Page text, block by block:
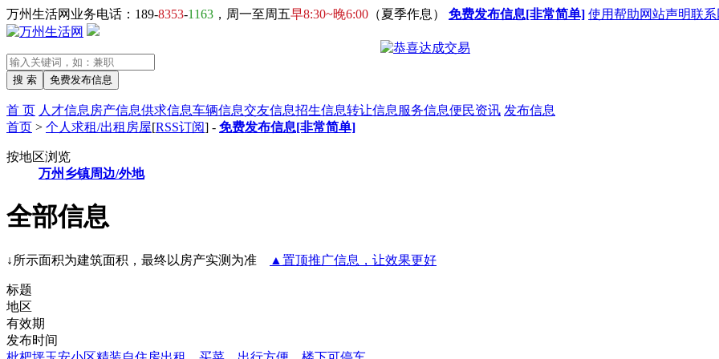
万州生活网业务电话：189-8353-1163 ，周一至周五早8:30~晚6:00 （夏季作息） 免费发布信息[非常简单] 使用帮助网站声明联
首 页 人才信息 房产信息供求信息车辆信息交友信息招生信息转让信息 服务信息便民资讯 发布信息
首页 > 个人求租/出租房屋[RSS订阅] - 免费发布信息[非常简单]
按地区浏览
万州 乡镇周边/外地
全部信息
↓所示面积为建筑面积，最终以房产实测为准 ▲置顶推广信息，让效果更好
标题
地区
有效期
发布时间